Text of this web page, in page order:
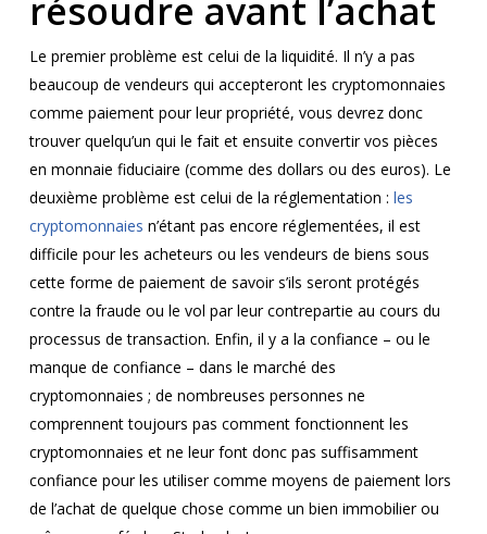
résoudre avant l’achat
Le premier problème est celui de la liquidité. Il n’y a pas
beaucoup de vendeurs qui accepteront les cryptomonnaies
comme paiement pour leur propriété, vous devrez donc
trouver quelqu’un qui le fait et ensuite convertir vos pièces
en monnaie fiduciaire (comme des dollars ou des euros). Le
deuxième problème est celui de la réglementation : les
cryptomonnaies n’étant pas encore réglementées, il est
difficile pour les acheteurs ou les vendeurs de biens sous
cette forme de paiement de savoir s’ils seront protégés
contre la fraude ou le vol par leur contrepartie au cours du
processus de transaction. Enfin, il y a la confiance – ou le
manque de confiance – dans le marché des
cryptomonnaies ; de nombreuses personnes ne
comprennent toujours pas comment fonctionnent les
cryptomonnaies et ne leur font donc pas suffisamment
confiance pour les utiliser comme moyens de paiement lors
de l’achat de quelque chose comme un bien immobilier ou